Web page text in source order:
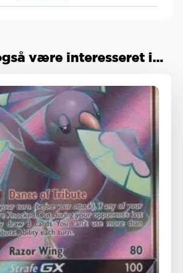
være interesseret i...